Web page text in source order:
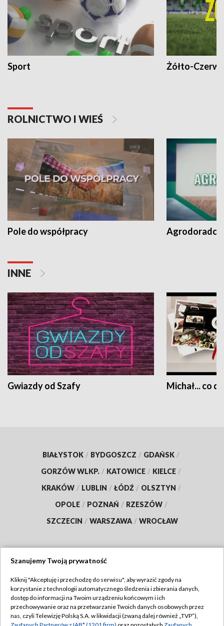
Sport Żółto-
ROLNICTWO I WIEŚ
Pole do współpracy Agrodoradcy
INNE
Gwiazdy od Szafy Michał... co
BIAŁYSTOK / BYDGOSZCZ / GDAŃSK /
GORZÓW WLKP. / KATOWICE / KIELCE /
KRAKÓW / LUBLIN / ŁÓDŹ / OLSZTYN /
OPOLE / POZNAŃ / RZESZÓW /
SZCZECIN / WARSZAWA / WROCŁAW
TVP
Abonament TVP
Emisja w TVP
Regulamin TVP
Szanujemy Twoją prywatność
Kliknij "Akceptuję i przechodzę do serwisu", aby wyrazić zgody na
korzystanie z technologii automatycznego śledzenia i zbierania danych,
dostęp do informacji na Twoim urządzeniu końcowym i ich
przechowywanie oraz na przetwarzanie Twoich danych osobowych przez
nas, czyli Telewizję Polską S.A. w likwidacji (zwaną dalej również „TVP”),